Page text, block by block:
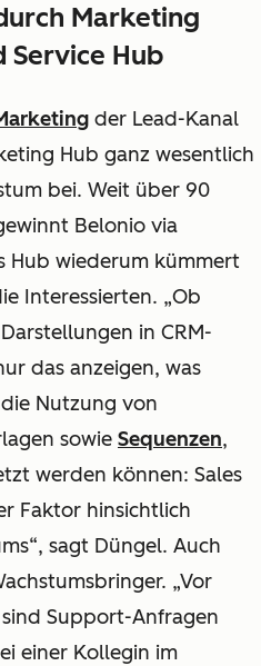
Marketing
Service Hub
der Lead-Kanal
Hub ganz wesentlich
bei. Weit über 90
Belonio via
Hub wiederum kümmert
Interessierten. „Ob
in CRM-
das anzeigen, was
Nutzung von
sowie Sequenzen,
werden können: Sales
Faktor hinsichtlich
sagt Düngel. Auch
„Vor
Support-Anfragen
einer Kollegin im